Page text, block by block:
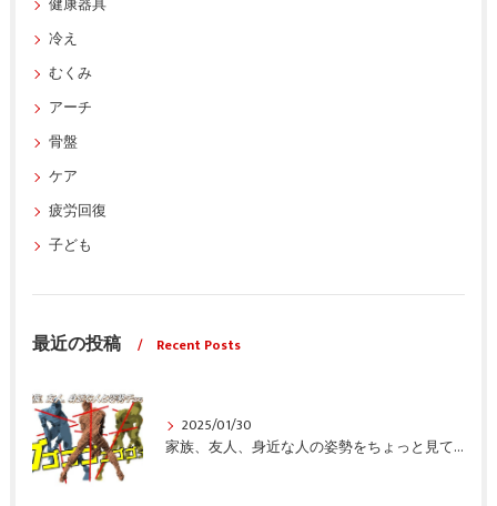
冷え
むくみ
アーチ
骨盤
ケア
疲労回復
子ども
最近の投稿 Recent Posts
2025/01/30
家族、友人、身近な人の姿勢をちょっと見てみませんか？